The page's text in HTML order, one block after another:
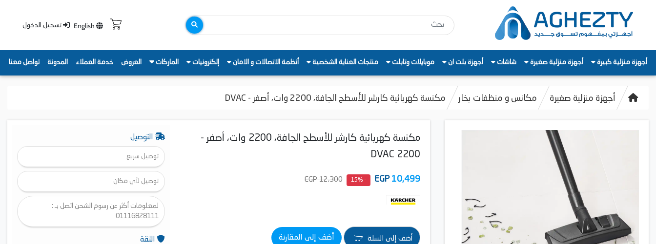
English تسجيل الدخول
أجهزة منزلية كبيرة أجهزة منزلية صغيرة شاشات أجهزة بلت ان موبايلات وتابلت منتجات العناية الشخصية أنظمة الاتصالات و الامان إلكترونيات الماركات العروض خدمة العملاء المدونة تواصل معنا
أجهزة منزلية صغيرة مكانس و منظفات بخار مكنسة كهربائية كارشر للأسطح الجافة، 2200 وات، أصفر - DVAC
مكنسة كهربائية كارشر للأسطح الجافة، 2200 وات، أصفر -
DVAC 2200
10,499
EGP
- 15%
12,300 EGP
أضف إلى السلة أضف إلى المقارنة
التوصيل
توصيل سريع
توصيل لأي مكان
لمعلومات أكثر عن رسوم الشحن اتصل بـ :
01116828111
الثقة